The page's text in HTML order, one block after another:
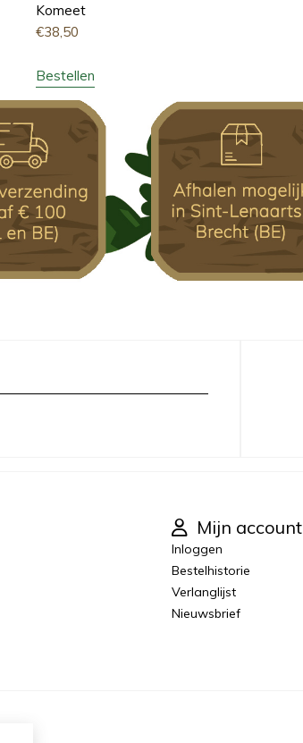
Komeet
€38,50
Bestellen
Mijn account
Inloggen
Bestelhistorie
Verlanglijst
Nieuwsbrief